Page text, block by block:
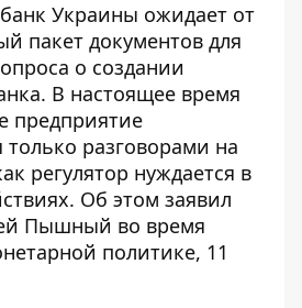
Украины ожидает от
пакет документов для
о создании
. В настоящее время
предприятие
только разговорами на
регулятор нуждается в
Об этом заявил
Пышный во время
политике, 11